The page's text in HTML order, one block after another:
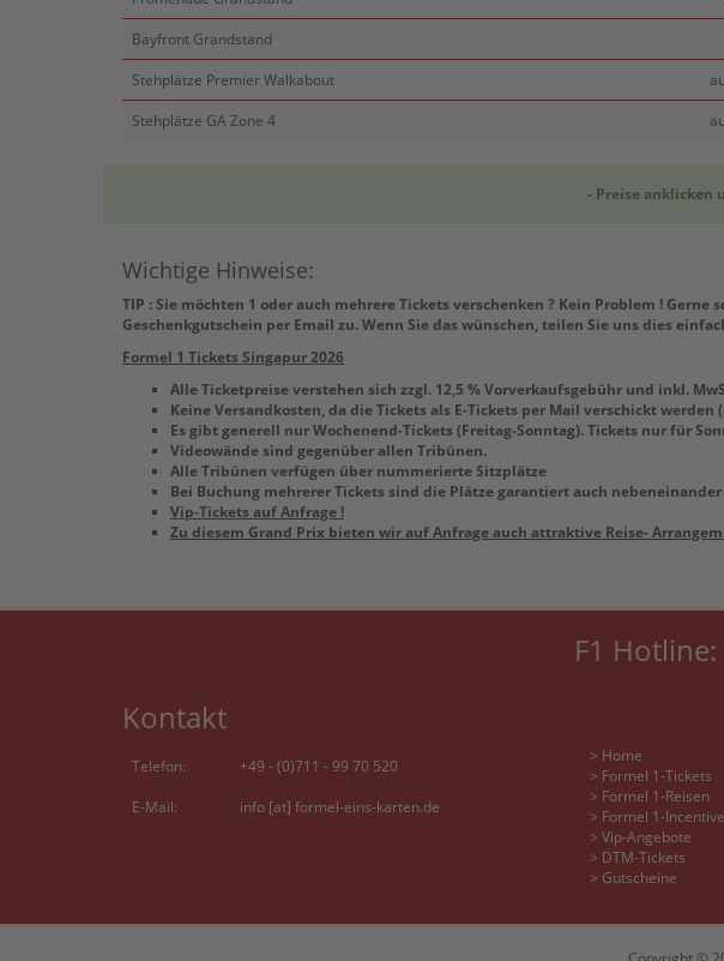
Bayfront Grandstand
Stehplätze Premier Walkabout
Stehplätze GA Zone 4
- Preise anklicken
Wichtige Hinweise:
TIP : Sie möchten 1 oder auch mehrere Tickets verschenken ? Kein Problem !
Geschenkgutschein per Email zu. Wenn Sie das wünschen, teilen Sie uns dies
Formel 1 Tickets Singapur 2026
Alle Ticketpreise verstehen sich zzgl. 12,5 % Vorverkaufsgebühr und inkl.
Keine Versandkosten, da die Tickets als E-Tickets per Mail verschickt
Es gibt generell nur Wochenend-Tickets (Freitag-Sonntag). Tickets nur für
Videowände sind gegenüber allen Tribünen.
Alle Tribünen verfügen über nummerierte Sitzplätze
Bei Buchung mehrerer Tickets sind die Plätze garantiert auch nebeneinander
Vip-Tickets auf Anfrage !
Zu diesem Grand Prix bieten wir auf Anfrage auch attraktive Reise-
F1 Hotline:
Kontakt
Telefon:
+49 - (0)711 - 99 70 520
E-Mail:
info [at] formel-eins-karten.de
> Home
> Formel 1-Tickets
> Formel 1-Reisen
> Formel 1-
> Vip-Angebote
> DTM-Tickets
> Gutscheine